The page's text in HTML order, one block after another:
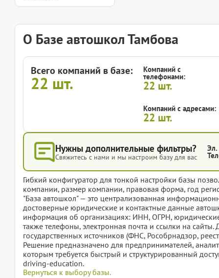
О Базе автошкол Тамбова
Всего компаний в базе:
22 шт.
Компаний с
телефонами:
22 шт.
Компаний с адресами:
22 шт.
Нужны дополнительные фильтры?
Свяжитесь с нами и мы настроим базу для вас
Эл.
Гибкий конфигуратор для тонкой настройки базы
компании, размер компании, правовая форма, год
"База автошкол" — это централизованная
достоверные юридические и контактные данные
информация об организациях: ИНН, ОГРН,
также телефоны, электронная почта и ссылки на
государственных источников (ФНС, Рособрнадзор,
Решение предназначено для предпринимателей,
которым требуется быстрый и структурированный
driving-education.
Вернуться к выбору базы.